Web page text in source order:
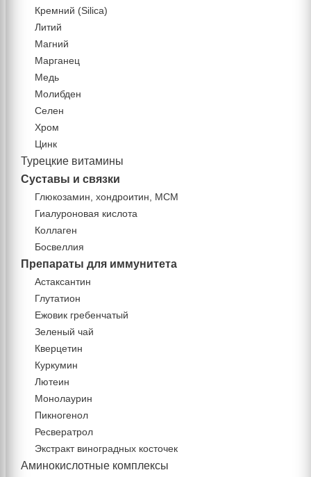
Кремний (Silica)
Литий
Магний
Марганец
Медь
Молибден
Селен
Хром
Цинк
Турецкие витамины
Суставы и связки
Глюкозамин, хондроитин, МСМ
Гиалуроновая кислота
Коллаген
Босвеллия
Препараты для иммунитета
Астаксантин
Глутатион
Ежовик гребенчатый
Зеленый чай
Кверцетин
Куркумин
Лютеин
Монолаурин
Пикногенол
Ресвератрол
Экстракт виноградных косточек
Аминокислотные комплексы